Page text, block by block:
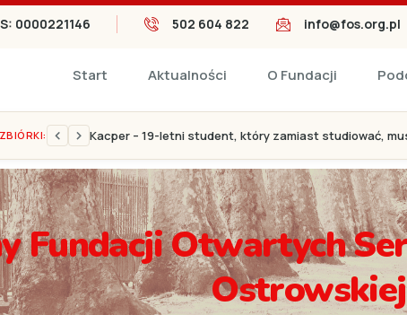
0000221146 502 604 822 info@fos.org.pl
Start Aktualności O Fundacji
Filip – mały wojownik, który trzy razy pokonał śmierć.
Fundacji Otwartych
Ostrowskiej